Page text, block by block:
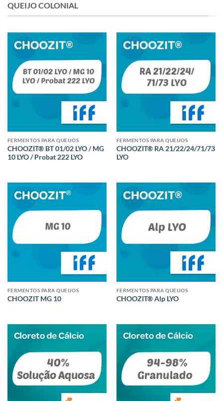
QUEIJO COLONIAL
FERMENTOS PARA QUEIJOS
CHOOZIT® BT 01/02 LYO / MG
10 LYO / Probat 222 LYO
FERMENTOS PARA QUEIJOS
CHOOZIT® RA 21/22/24/71/73
LYO
FERMENTOS PARA QUEIJOS
CHOOZIT MG 10
FERMENTOS PARA QUEIJOS
CHOOZIT® Alp LYO